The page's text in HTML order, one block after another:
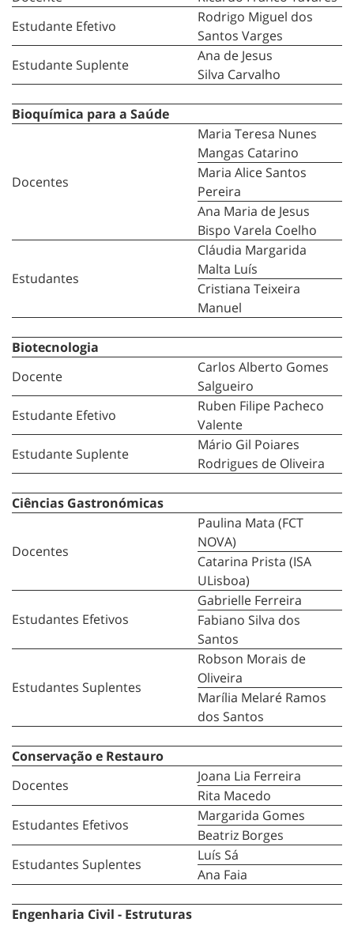
Estudante Efetivo
Rodrigo Miguel dos
Santos Varges
Estudante Suplente
Ana de Jesus
Silva Carvalho
Bioquímica para a Saúde
Docentes
Maria Teresa Nunes
Mangas Catarino
Maria Alice Santos
Pereira
Ana Maria de Jesus
Bispo Varela Coelho
Estudantes
Cláudia Margarida
Malta Luís
Cristiana Teixeira
Manuel
Biotecnologia
Docente
Carlos Alberto Gomes
Salgueiro
Estudante Efetivo
Ruben Filipe Pacheco
Valente
Estudante Suplente
Mário Gil Poiares
Rodrigues de Oliveira
Ciências Gastronómicas
Docentes
Paulina Mata (FCT
NOVA)
Catarina Prista (ISA
ULisboa)
Estudantes Efetivos
Gabrielle Ferreira
Fabiano Silva dos
Santos
Estudantes Suplentes
Robson Morais de
Oliveira
Marília Melaré Ramos
dos Santos
Conservação e Restauro
Docentes
Joana Lia Ferreira
Rita Macedo
Estudantes Efetivos
Margarida Gomes
Beatriz Borges
Estudantes Suplentes
Luís Sá
Ana Faia
Engenharia Civil - Estruturas